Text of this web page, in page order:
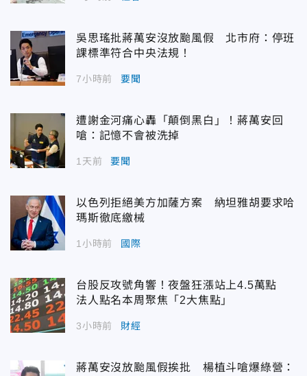
吳思瑤批蔣萬安沒放颱風假 北市府：停班
課標準符合中央法規！
7小時前 要聞
遭謝金河痛心轟「顛倒黑白」！蔣萬安回
嗆：記憶不會被洗掉
1天前 要聞
以色列拒絕美方加薩方案 納坦雅胡要求哈
瑪斯徹底繳械
1小時前 國際
台股反攻號角響！夜盤狂漲站上4.5萬點
法人點名本周聚焦「2大焦點」
3小時前 財經
蔣萬安沒放颱風假挨批 楊植斗嗆爆綠營：